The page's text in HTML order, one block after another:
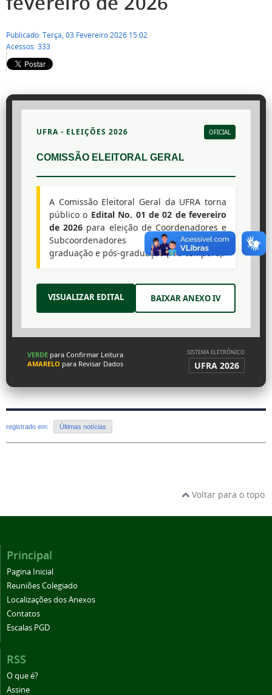
Publicado: Terça, 03 Fevereiro 2026 15:02
Acessos: 333
UFRA - ELEIÇÕES 2026 OFICIAL
COMISSÃO ELEITORAL GERAL
A Comissão Eleitoral Geral da UFRA torna
público o Edital No. 01 de 02 de fevereiro
de 2026 para eleição de Coordenadores e
Subcoordenadores de cursos de
graduação e pós-graduação (Pró-tempore).
VISUALIZAR EDITAL BAIXAR ANEXO IV
VERDE para Confirmar Leitura
AMARELO para Revisar Dados
SISTEMA ELETRÔNICO
UFRA 2026
registrado em: Últimas notícias
Voltar para o topo
Principal
Pagina Inicial
Reuniões Colegiado
Localizações dos Anexos
Contatos
Escalas PGD
RSS
O que é?
Assine